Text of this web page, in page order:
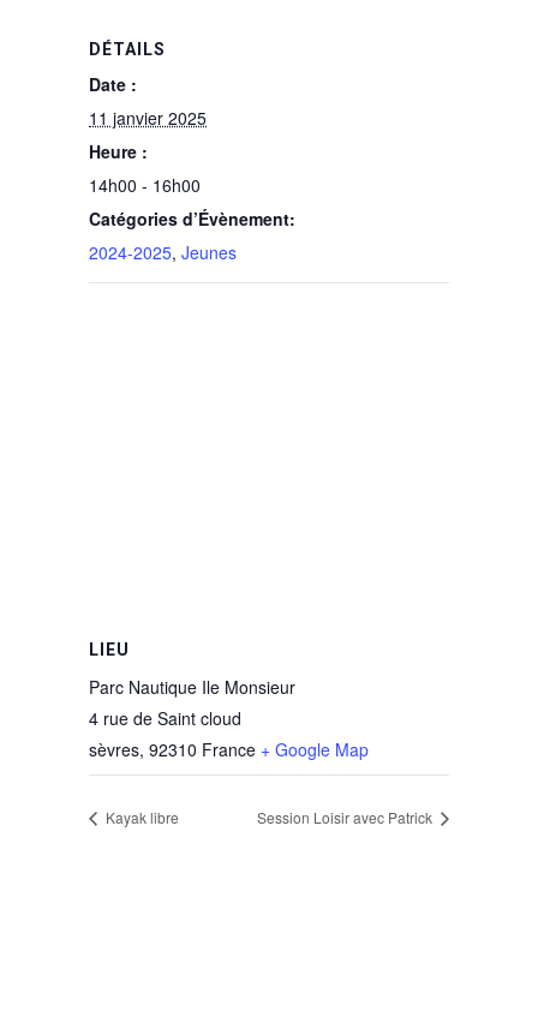
DÉTAILS
Date :
11 janvier 2025
Heure :
14h00 - 16h00
Catégories d’Évènement:
2024-2025, Jeunes
LIEU
Parc Nautique Ile Monsieur
4 rue de Saint cloud
sèvres, 92310 France + Google Map
Kayak libre Session Loisir avec Patrick